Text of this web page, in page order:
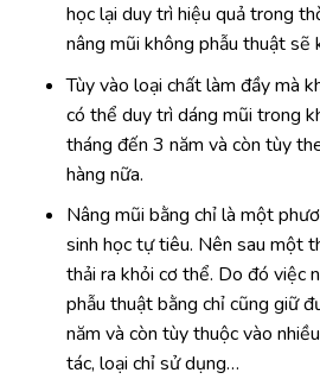
học lại duy trì hiệu quả trong
nâng mũi không phẫu thuật sẽ
Tùy vào loại chất làm đầy mà
có thể duy trì dáng mũi trong
tháng đến 3 năm và còn tùy
hàng nữa.
Nâng mũi bằng chỉ là một
sinh học tự tiêu. Nên sau một
thải ra khỏi cơ thể. Do đó việc
phẫu thuật bằng chỉ cũng giữ
năm và còn tùy thuộc vào
tác, loại chỉ sử dụng…